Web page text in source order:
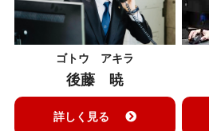
ゴトウ アキラ
後藤 暁
詳しく見る